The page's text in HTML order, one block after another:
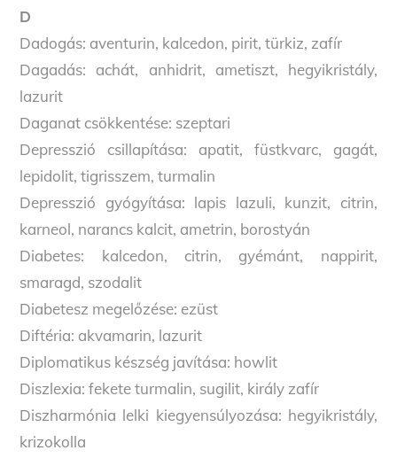
D
Dadogás: aventurin, kalcedon, pirit, türkiz, zafír
Dagadás: achát, anhidrit, ametiszt, hegyikristály,
lazurit
Daganat csökkentése: szeptari
Depresszió csillapítása: apatit, füstkvarc, gagát,
lepidolit, tigrisszem, turmalin
Depresszió gyógyítása: lapis lazuli, kunzit, citrin,
karneol, narancs kalcit, ametrin, borostyán
Diabetes: kalcedon, citrin, gyémánt, nappirit,
smaragd, szodalit
Diabetesz megelőzése: ezüst
Diftéria: akvamarin, lazurit
Diplomatikus készség javítása: howlit
Diszlexia: fekete turmalin, sugilit, király zafír
Diszharmónia lelki kiegyensúlyozása: hegyikristály,
krizokolla